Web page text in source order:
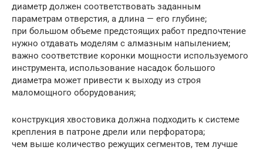
диаметр должен соответствовать заданным
параметрам отверстия, а длина — его глубине;
при большом объеме предстоящих работ предпочтение
нужно отдавать моделям с алмазным напылением;
важно соответствие коронки мощности используемого
инструмента, использование насадок большого
диаметра может привести к выходу из строя
маломощного оборудования;
конструкция хвостовика должна подходить к системе
крепления в патроне дрели или перфоратора;
чем выше количество режущих сегментов, тем лучше